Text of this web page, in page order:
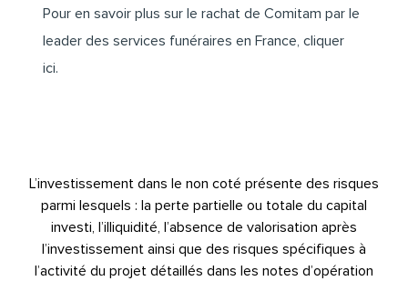
Pour en savoir plus sur le rachat de Comitam par le
leader des services funéraires en France, cliquer
ici.
L’investissement dans le non coté présente des risques
parmi lesquels : la perte partielle ou totale du capital
investi, l’illiquidité, l’absence de valorisation après
l’investissement ainsi que des risques spécifiques à
l’activité du projet détaillés dans les notes d’opération